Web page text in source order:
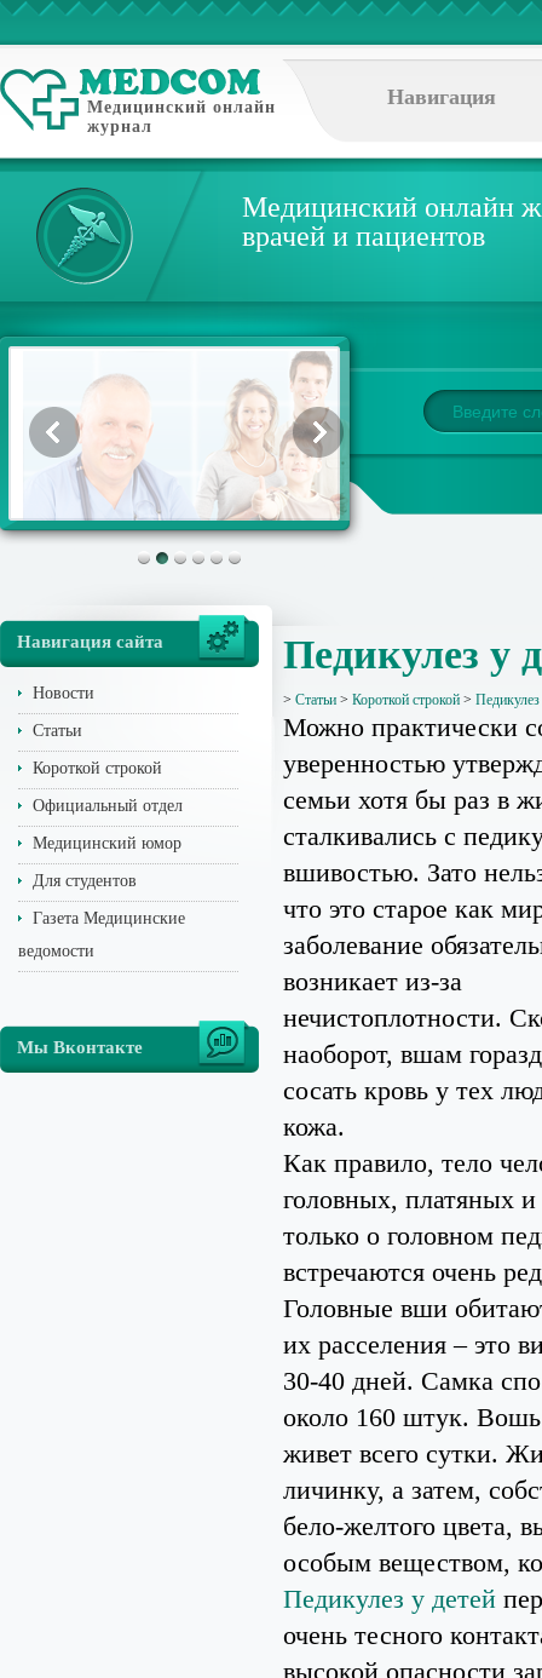
Медицинский онлайн
журнал
Навигация
Медицинский онлайн
врачей и пациентов
Навигация сайта
Новости
Статьи
Короткой строкой
Официальный отдел
Медицинский юмор
Для студентов
Газета Медицинские
ведомости
Мы Вконтакте
Педикулез у
> Статьи > Короткой строкой > Педикулез
Можно практически
уверенностью
семьи хотя бы раз в
сталкивались с
вшивостью. Зато
что это старое как
заболевание
возникает из-за
нечистоплотности.
наоборот, вшам
сосать кровь у тех
кожа.
Как правило, тело
головных, платяных
только о головном
встречаются очень
Головные вши
их расселения – это
30-40 дней. Самка
около 160 штук. Вошь
живет всего сутки.
личинку, а затем,
бело-желтого цвета,
особым веществом,
Педикулез у детей
очень тесного
высокой опасности